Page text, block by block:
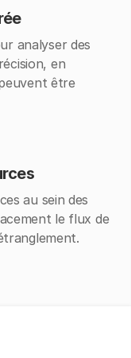
analyser des
en
être
au sein des
le flux de